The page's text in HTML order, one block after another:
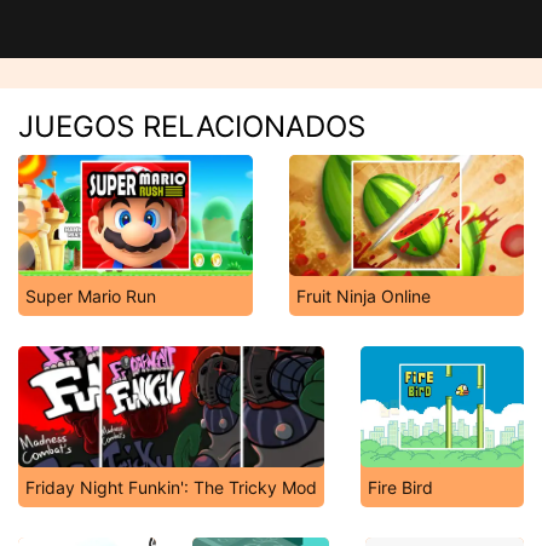
JUEGOS RELACIONADOS
Super Mario Run Fruit Ninja Online
Friday Night Funkin': The Tricky Mod Fire Bird